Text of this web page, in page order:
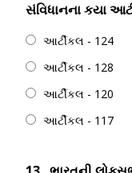
સંવિધાનના કયા
આર્ટીકલ - 124
આર્ટીકલ - 128
આર્ટીકલ - 120
આર્ટીકલ - 117